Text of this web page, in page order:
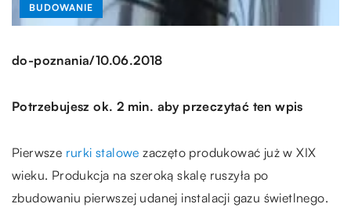
BUDOWANIE
do-poznania/10.06.2018
Potrzebujesz ok. 2 min. aby przeczytać ten wpis
Pierwsze rurki stalowe zaczęto produkować już w XIX
wieku. Produkcja na szeroką skalę ruszyła po
zbudowaniu pierwszej udanej instalacji gazu świetlnego.